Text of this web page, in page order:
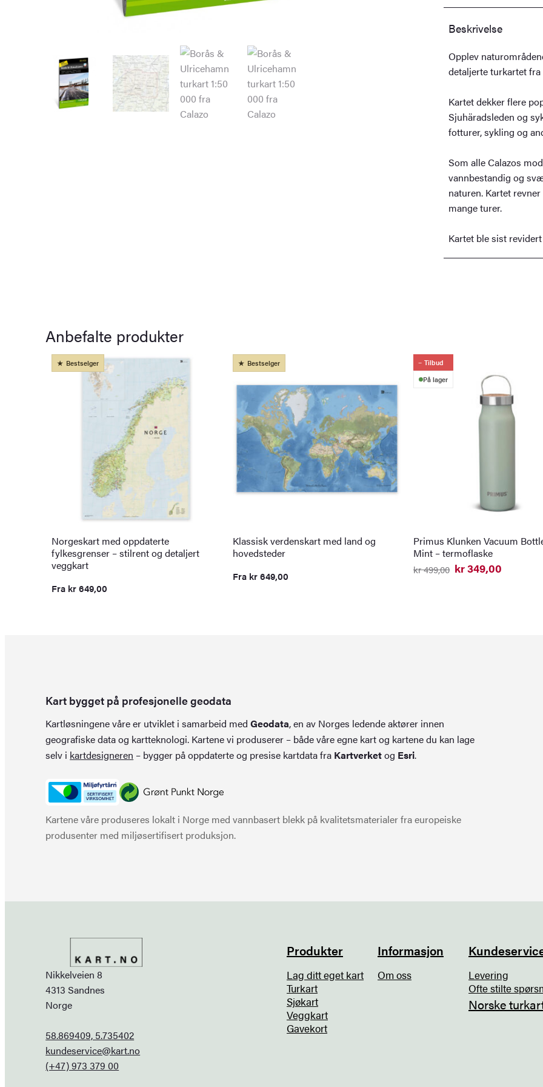
Beskrivelse
Opplev
detaljerte turkartet fra
Kartet dekker flere
Sjuhäradsleden og
fotturer, sykling og
Som alle Calazos
vannbestandig og
naturen. Kartet
mange turer.
Kartet ble sist
Anbefalte produkter
Bestselger
Norgeskart med oppdaterte
fylkesgrenser – stilrent og detaljert
veggkart
Fra kr649,00
Bestselger
Klassisk verdenskart med land og
hovedsteder
Fra kr649,00
Tilbud
På lager
Primus Klunken Vacuum
Mint – termoflaske
kr499,00
Opprinnelig
kr349,00
Nåværende
Kart bygget på profesjonelle geodata
Kartløsningene våre er utviklet i samarbeid medGeodata, en av Norges ledende aktører innen
geografiske data og kartteknologi. Kartene vi produserer – både våre egne kart og kartene du kan lage
selv i kartdesigneren – bygger på oppdaterte og presise kartdata fra Kartverketog Esri.
Kartene våre produseres lokalt i Norge med vannbasert blekk på kvalitetsmaterialer fra europeiske
produsenter med miljøsertifisert produksjon.
Nikkelveien 8
4313 Sandnes
Norge
58.869409, 5.735402
kundeservice@kart.no
(+47) 973 379 00
Produkter
Lag ditt eget kart
Turkart
Sjøkart
Veggkart
Gavekort
Informasjon
Om oss
Levering
Ofte stilte
Norske